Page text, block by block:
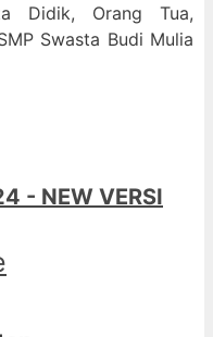
Didik, Orang Tua,
Swasta Budi Mulia
- NEW VERSI